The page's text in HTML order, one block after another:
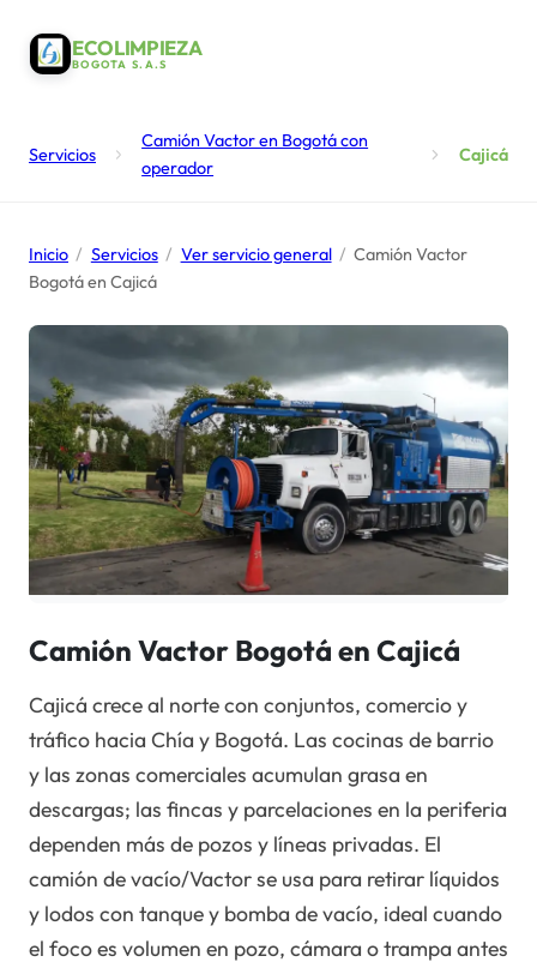
ECOLIMPIEZA
BOGOTA S.A.S
Servicios
Camión Vactor en Bogotá con
operador
Cajicá
Inicio / Servicios / Ver servicio general / Camión Vactor
Bogotá en Cajicá
Camión Vactor Bogotá en Cajicá
Cajicá crece al norte con conjuntos, comercio y
tráfico hacia Chía y Bogotá. Las cocinas de barrio
y las zonas comerciales acumulan grasa en
descargas; las fincas y parcelaciones en la periferia
dependen más de pozos y líneas privadas. El
camión de vacío/Vactor se usa para retirar líquidos
y lodos con tanque y bomba de vacío, ideal cuando
el foco es volumen en pozo, cámara o trampa antes